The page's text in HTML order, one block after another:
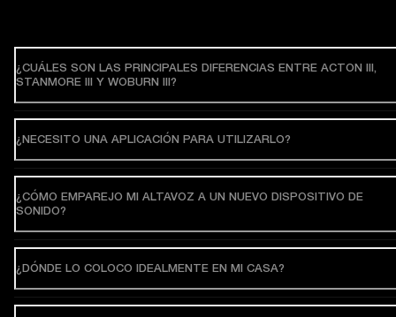
¿CUÁLES SON LAS PRINCIPALES DIFERENCIAS ENTRE ACTON III,
STANMORE III Y WOBURN III?
¿NECESITO UNA APLICACIÓN PARA UTILIZARLO?
¿CÓMO EMPAREJO MI ALTAVOZ A UN NUEVO DISPOSITIVO DE
SONIDO?
¿DÓNDE LO COLOCO IDEALMENTE EN MI CASA?